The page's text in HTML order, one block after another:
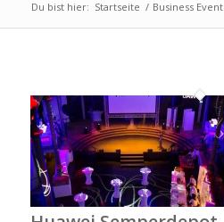
Du bist hier: Startseite / Business Event